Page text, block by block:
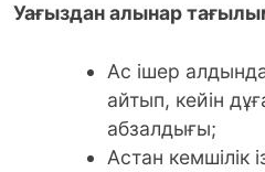
Уағыздан алынар
Ас ішер
айтып, кейін
абзалдығы;
Астан кемшілік